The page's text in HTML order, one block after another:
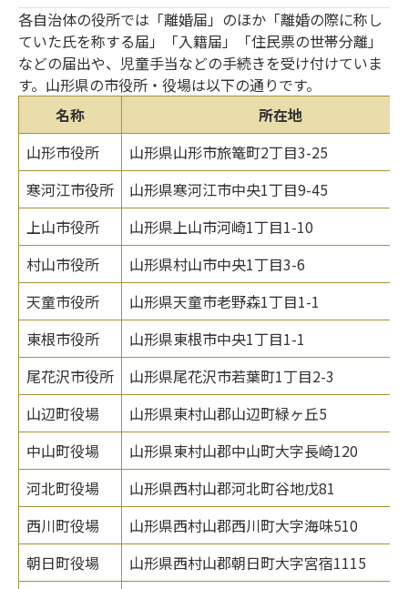
各自治体の役所では「離婚届」のほか「離婚の際に称し
ていた氏を称する届」「入籍届」「住民票の世帯分離」
などの届出や、児童手当などの手続きを受け付けていま
す。山形県の市役所・役場は以下の通りです。
名称
所在地
山形市役所
山形県山形市旅篭町2丁目3-25
寒河江市役所
山形県寒河江市中央1丁目9-45
上山市役所
山形県上山市河崎1丁目1-10
村山市役所
山形県村山市中央1丁目3-6
天童市役所
山形県天童市老野森1丁目1-1
東根市役所
山形県東根市中央1丁目1-1
尾花沢市役所
山形県尾花沢市若葉町1丁目2-3
山辺町役場
山形県東村山郡山辺町緑ヶ丘5
中山町役場
山形県東村山郡中山町大字長崎120
河北町役場
山形県西村山郡河北町谷地戊81
西川町役場
山形県西村山郡西川町大字海味510
朝日町役場
山形県西村山郡朝日町大字宮宿1115